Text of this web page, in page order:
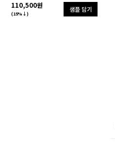
110,500원
(15%↓)
샘플 담기